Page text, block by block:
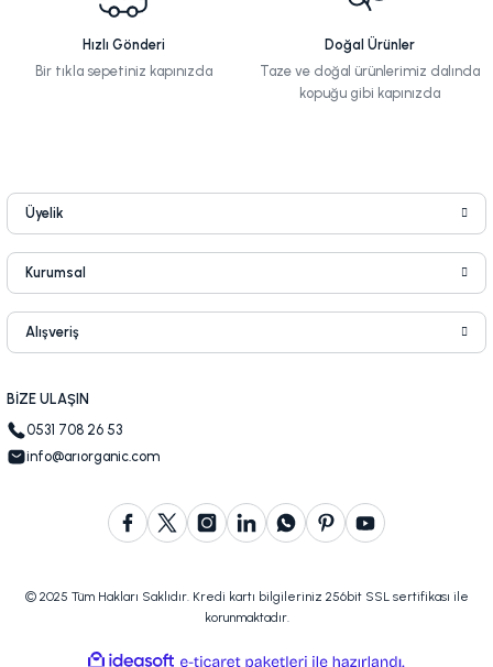
Hızlı Gönderi
Bir tıkla sepetiniz kapınızda
Doğal Ürünler
Taze ve doğal ürünlerimiz dalında
kopuğu gibi kapınızda
Üyelik
Kurumsal
Alışveriş
BİZE ULAŞIN
0531 708 26 53
info@arıorganic.com
© 2025 Tüm Hakları Saklıdır. Kredi kartı bilgileriniz 256bit SSL sertifikası ile
korunmaktadır.
ideasoft e-